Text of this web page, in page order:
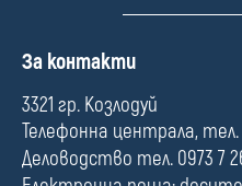
П
л
е
За контакти
3321 гр. Козлодуй
Телефонна централа, тел.
Деловодство тел. 0973 7